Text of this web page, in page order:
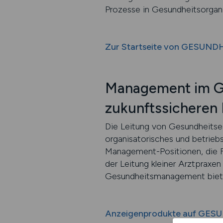
Prozesse in
Zur Startseite von
Management im
zukunftssicheren
Die Leitung von
organisatorisches und
Management-Positionen, die
der Leitung kleiner
Gesundheitsmanagement
Anzeigenprodukte auf